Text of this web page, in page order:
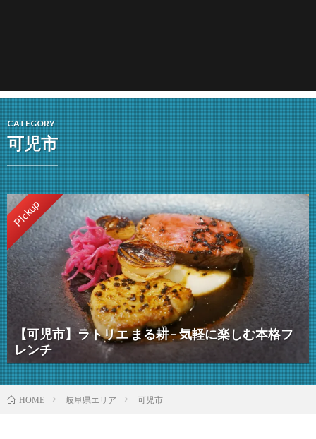
CATEGORY
可児市
Pickup
【可児市】ラトリエ まる耕 – 気軽に楽しむ本格フ
レンチ
HOME 岐阜県エリア 可児市